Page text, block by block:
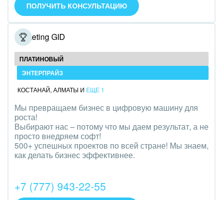
Консалтинговые и управленческие услуги
Культурные события, спорт, шоу-бизнес
Логистика
Мебель, лес, деревообработка
Металлургия
Мода, одежда, аксессуары, стиль
Оборудование, техника
ПОЛУЧИТЬ КОНСУЛЬТАЦИЮ
Marketing GID
ПЛАТИНОВЫЙ
ЭНТЕРПРАЙЗ
КОСТАНАЙ, АЛМАТЫ И ЕЩЕ 1
Мы превращаем бизнес в цифровую машину для
роста!
Выбирают нас – потому что мы даем результат, а не
просто внедряем софт!
500+ успешных проектов по всей стране! Мы знаем,
как делать бизнес эффективнее.
+7 (777) 943-22-55